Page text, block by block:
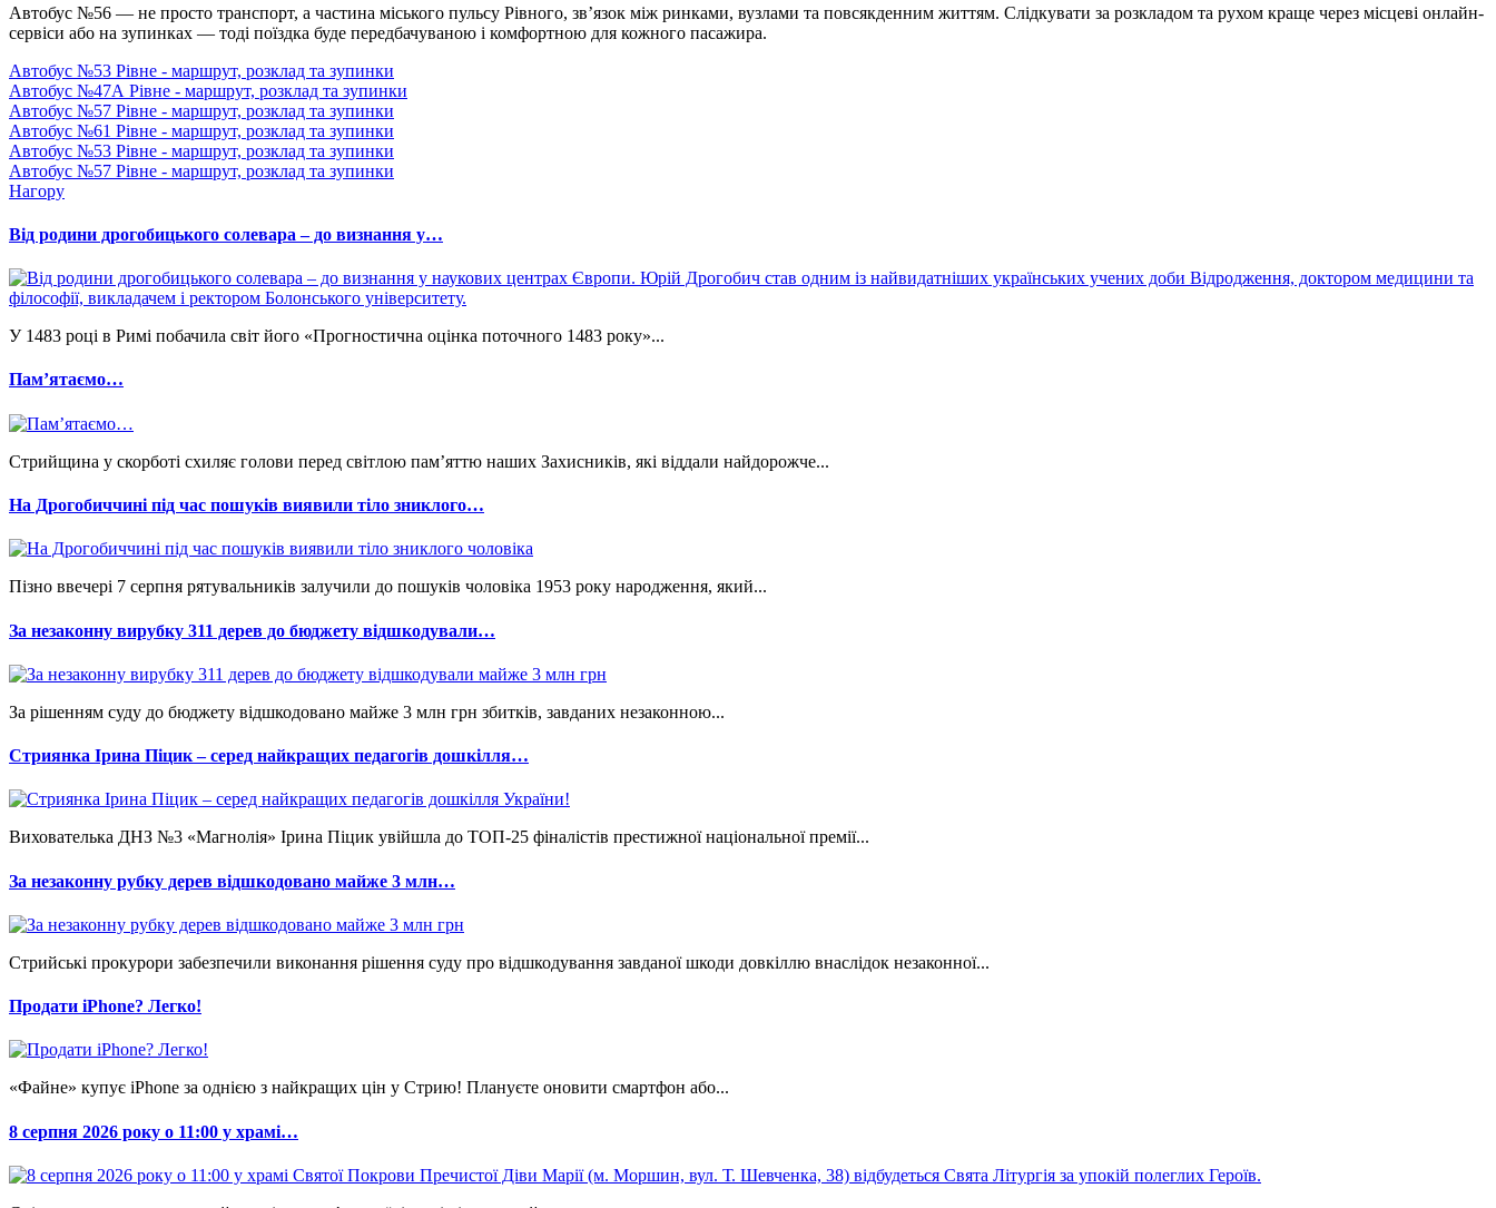
Автобус №56 — не просто транспорт, а частина міського пульсу Рівного, зв’язок між ринками, вузлами та повсякденним життям. Слідкувати за розкладом та рухом краще через місцеві онлайн-
сервіси або на зупинках — тоді поїздка буде передбачуваною і комфортною для кожного пасажира.
Автобус №53 Рівне - маршрут, розклад та зупинки
Автобус №47А Рівне - маршрут, розклад та зупинки
Автобус №57 Рівне - маршрут, розклад та зупинки
Автобус №61 Рівне - маршрут, розклад та зупинки
Автобус №53 Рівне - маршрут, розклад та зупинки
Автобус №57 Рівне - маршрут, розклад та зупинки
Нагору
Від родини дрогобицького солевара – до визнання у…
У 1483 році в Римі побачила світ його «Прогностична оцінка поточного 1483 року»...
Памʼятаємо…
Стрийщина у скорботі схиляє голови перед світлою пам’яттю наших Захисників, які віддали найдорожче...
На Дрогобиччині під час пошуків виявили тіло зниклого…
Пізно ввечері 7 серпня рятувальників залучили до пошуків чоловіка 1953 року народження, який...
За незаконну вирубку 311 дерев до бюджету відшкодували…
За рішенням суду до бюджету відшкодовано майже 3 млн грн збитків, завданих незаконною...
Стриянка Ірина Піцик – серед найкращих педагогів дошкілля…
Вихователька ДНЗ №3 «Магнолія» Ірина Піцик увійшла до ТОП-25 фіналістів престижної національної премії...
За незаконну рубку дерев відшкодовано майже 3 млн…
Стрийські прокурори забезпечили виконання рішення суду про відшкодування завданої шкоди довкіллю внаслідок незаконної...
Продати iPhone? Легко!
«Файне» купує iPhone за однією з найкращих цін у Стрию! Плануєте оновити смартфон або...
8 серпня 2026 року о 11:00 у храмі…